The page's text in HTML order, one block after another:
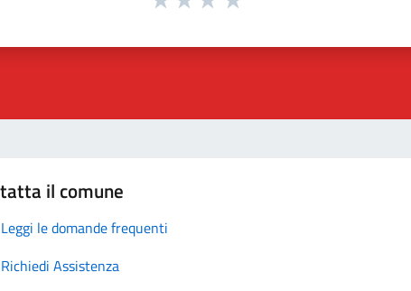
il comune
Leggi le domande frequenti
Richiedi Assistenza